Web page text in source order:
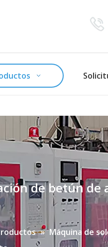
de betún de
» Máquina de